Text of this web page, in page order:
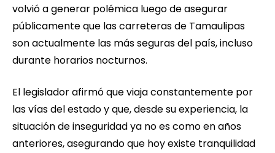
volvió a generar polémica luego de asegurar
públicamente que las carreteras de Tamaulipas
son actualmente las más seguras del país, incluso
durante horarios nocturnos.
El legislador afirmó que viaja constantemente por
las vías del estado y que, desde su experiencia, la
situación de inseguridad ya no es como en años
anteriores, asegurando que hoy existe tranquilidad